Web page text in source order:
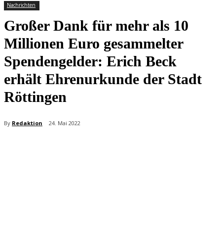
Nachrichten
Großer Dank für mehr als 10
Millionen Euro gesammelter
Spendengelder: Erich Beck
erhält Ehrenurkunde der Stadt
Röttingen
By Redaktion 24. Mai 2022